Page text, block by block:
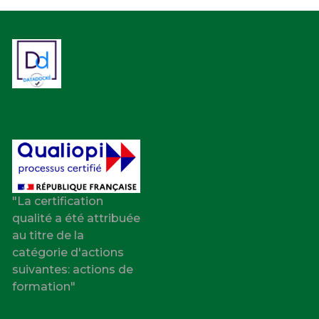
"La certification
qualité a été attribuée
au titre de la
catégorie d'actions
suivantes: actions de
formation"